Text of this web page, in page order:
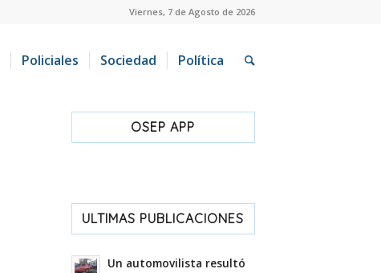
Viernes, 7 de Agosto de 2026
Policiales Sociedad Política
OSEP APP
ULTIMAS PUBLICACIONES
Un automovilista resultó